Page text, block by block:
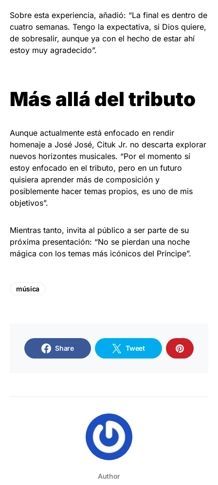
Sobre esta experiencia, añadió: “La final es dentro de
cuatro semanas. Tengo la expectativa, si Dios quiere,
de sobresalir, aunque ya con el hecho de estar ahí
estoy muy agradecido”.
Más allá del tributo
Aunque actualmente está enfocado en rendir
homenaje a José José, Cituk Jr. no descarta explorar
nuevos horizontes musicales. “Por el momento sí
estoy enfocado en el tributo, pero en un futuro
quisiera aprender más de composición y
posiblemente hacer temas propios, es uno de mis
objetivos”.
Mientras tanto, invita al público a ser parte de su
próxima presentación: “No se pierdan una noche
mágica con los temas más icónicos del Príncipe”.
música
Share Tweet
Author